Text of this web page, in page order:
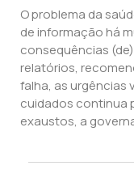
O problema da
de informação há
consequências
relatórios,
falha, as urgências
cuidados continua
exaustos, a